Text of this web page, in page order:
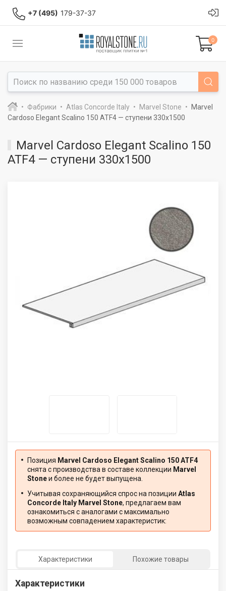
+7 (495) 179-37-37
0
Фабрики Atlas Concorde Italy Marvel Stone
Marvel
Cardoso Elegant Scalino 150 ATF4 — ступени 330x1500
Marvel Cardoso Elegant Scalino 150
ATF4 — ступени 330x1500
Позиция Marvel Cardoso Elegant Scalino 150 ATF4
снята с производства в составе коллекции Marvel
Stoneи более не будет выпущена.
Учитывая сохраняющийся спрос на позиции Atlas
Concorde Italy Marvel Stone, предлагаем вам
ознакомиться с аналогами с максимально
возможным совпадением характеристик:
Характеристики Похожие товары
Характеристики